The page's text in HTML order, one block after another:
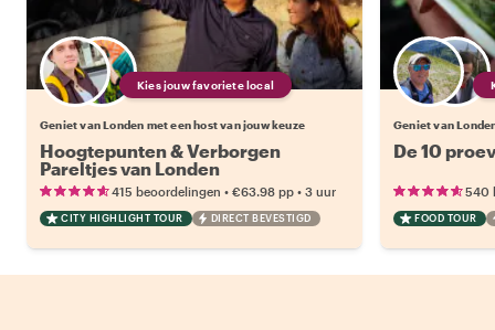
Kies jouw favoriete local
Geniet van Londen met een host van jouw keuze
Hoogtepunten & Verborgen
Pareltjes van Londen
415 beoordelingen • €63.98 pp • 3 uur
CITY HIGHLIGHT TOUR DIRECT BEVESTIGD
Geniet van
De 10
540
FOOD TOUR